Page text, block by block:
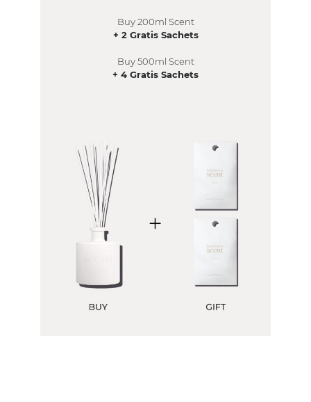
Buy 200ml Scent
+ 2 Gratis Sachets
Buy 500ml Scent
+ 4 Gratis Sachets